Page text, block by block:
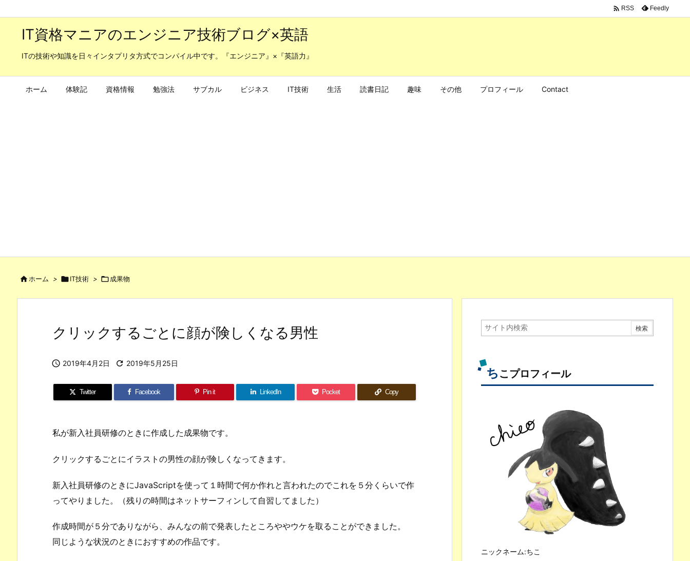
IT資格マニアのエンジニア技術ブログ×英語
ITの技術や知識を日々インタプリタ方式でコンパイル中です。『エンジニア』×『英語力』
ホーム 体験記 資格情報 勉強法 サブカル ビジネス IT技術 生活 読書日記 趣味 その他 プロフィール Contact
 RSS Feedly
ホーム > IT技術 > 成果物
クリックするごとに顔が険しくなる男性
 2019年4月2日  2019年5月25日
Twitter Facebook Pin it LinkedIn Pocket Copy
私が新入社員研修のときに作成した成果物です。
クリックするごとにイラストの男性の顔が険しくなってきます。
新入社員研修のときにJavaScriptを使って１時間で何か作れと言われたのでこれを５分くらいで作
ってやりました。（残りの時間はネットサーフィンして自習してました）
作成時間が５分でありながら、みんなの前で発表したところややウケを取ることができました。
同じような状況のときにおすすめの作品です。
ち こプロフィール
ニックネーム:ちこ